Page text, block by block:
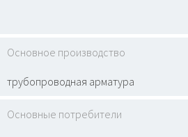
Основное производство
трубопроводная арматура
Основные потребители